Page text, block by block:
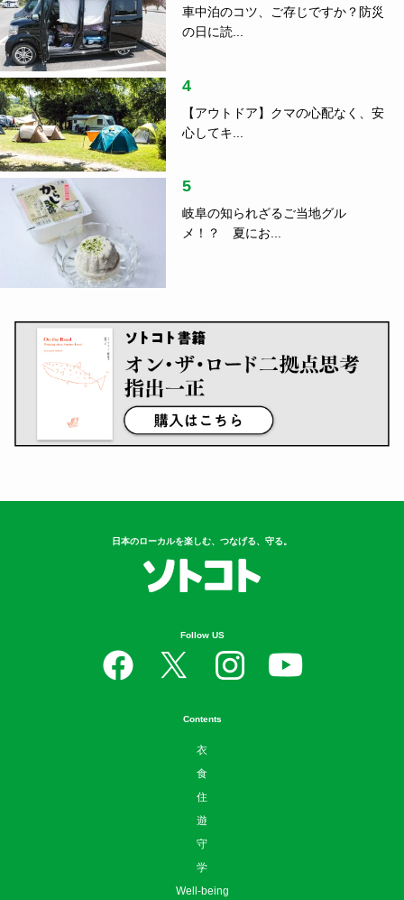
車中泊のコツ、ご存じですか？防災
の日に読...
4
【アウトドア】クマの心配なく、安
心してキ...
5
岐阜の知られざるご当地グル
メ！？ 夏にお...
日本のローカルを楽しむ、つなげる、守る。
Follow US
Contents
衣
食
住
遊
守
学
Well-being